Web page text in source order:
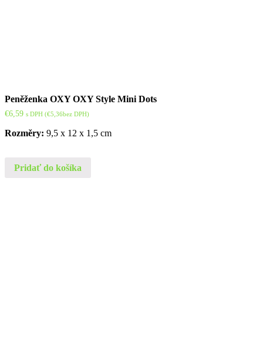
Peněženka OXY OXY Style Mini Dots
€6,59 s DPH (€5,36bez DPH)
Rozměry: 9,5 x 12 x 1,5 cm
Pridať do košíka